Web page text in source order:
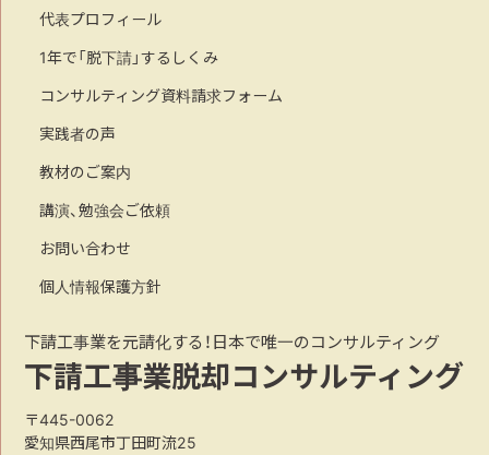
代表プロフィール
1年で「脱下請」するしくみ
コンサルティング資料請求フォーム
実践者の声
教材のご案内
講演、勉強会ご依頼
お問い合わせ
個人情報保護方針
下請工事業を元請化する！日本で唯一のコンサルティング
下請工事業脱却コンサルティング
〒445-0062
愛知県西尾市丁田町流25